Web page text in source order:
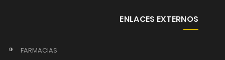
ENLACES EXTERNOS
FARMACIAS